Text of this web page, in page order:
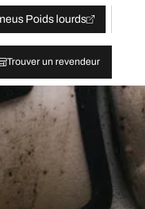
Poids lourds
Trouver un revendeur